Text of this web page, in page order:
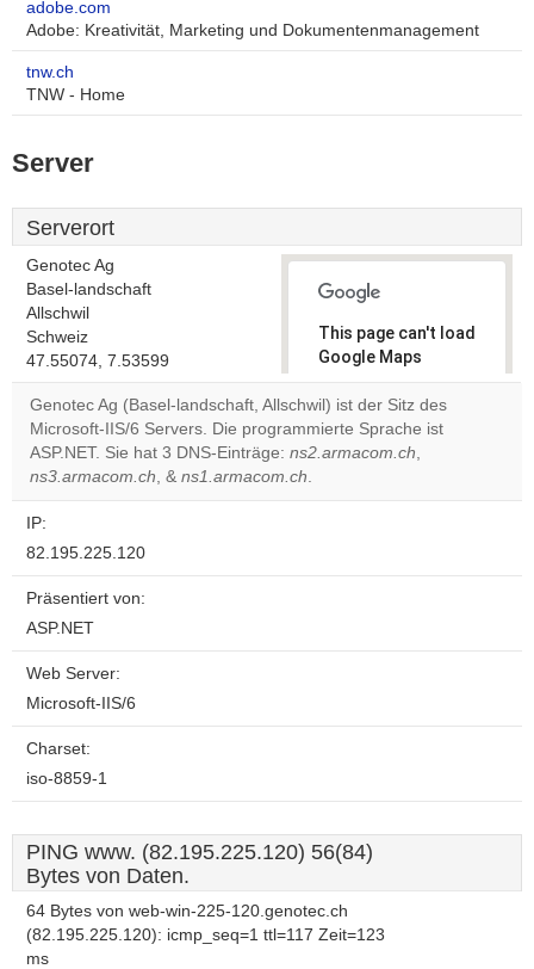
adobe.com
Adobe: Kreativität, Marketing und Dokumentenmanagement
tnw.ch
TNW - Home
Server
Serverort
Genotec Ag
Basel-landschaft
Allschwil
Schweiz
47.55074, 7.53599
This page can't load
Google Maps
correctly.
Do you
own this
Genotec Ag (Basel-landschaft, Allschwil) ist der Sitz des
Microsoft-IIS/6 Servers. Die programmierte Sprache ist
ASP.NET. Sie hat 3 DNS-Einträge: ns2.armacom.ch,
ns3.armacom.ch, & ns1.armacom.ch.
IP:
82.195.225.120
Präsentiert von:
ASP.NET
Web Server:
Microsoft-IIS/6
Charset:
iso-8859-1
PING www. (82.195.225.120) 56(84)
Bytes von Daten.
64 Bytes von web-win-225-120.genotec.ch
(82.195.225.120): icmp_seq=1 ttl=117 Zeit=123
ms